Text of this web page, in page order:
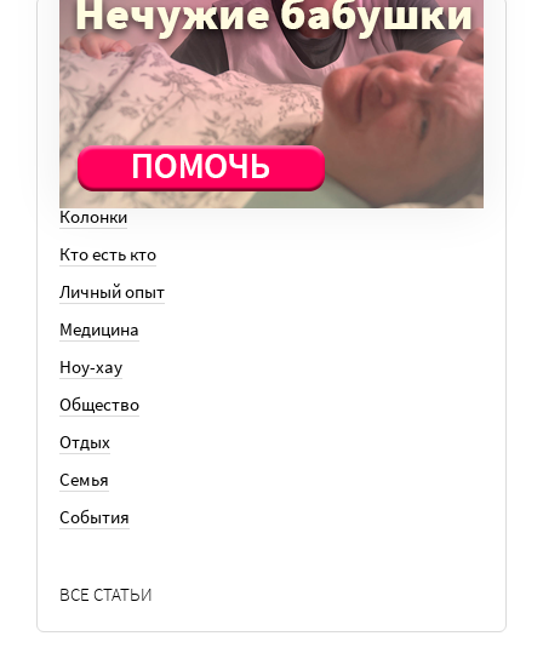
ТЕМЫ
Вера
Законы
История
Колонки
Кто есть кто
Личный опыт
Медицина
Ноу-хау
Общество
Отдых
Семья
События
ВСЕ СТАТЬИ